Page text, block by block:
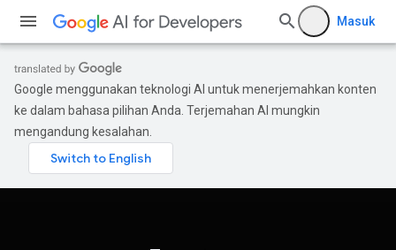
Masuk
Google menggunakan teknologi AI untuk menerjemahkan konten
ke dalam bahasa pilihan Anda. Terjemahan AI mungkin
mengandung kesalahan.